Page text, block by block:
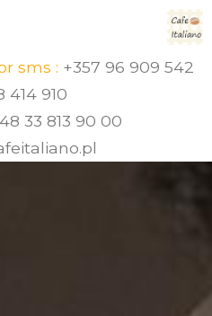
sms : +357 96 909 542
414 910
33 813 90 00